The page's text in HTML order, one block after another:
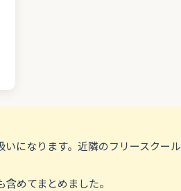
になります。近隣のフリースクール
めてまとめました。